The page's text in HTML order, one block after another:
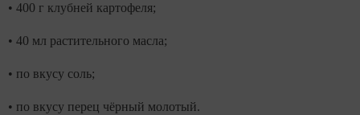
• 400 г клубней картофеля;
• 40 мл растительного масла;
• по вкусу соль;
• по вкусу перец чёрный молотый.